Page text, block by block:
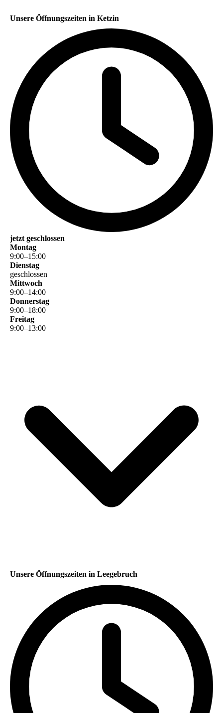
Unsere Öffnungszeiten in Ketzin
jetzt geschlossen
Montag
9:00–15:00
Dienstag
geschlossen
Mittwoch
9:00–14:00
Donnerstag
9:00–18:00
Freitag
9:00–13:00
Unsere Öffnungszeiten in Leegebruch